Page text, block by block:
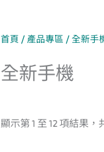
首頁 / 產品專區 / 全新手
全新手機
顯示第 1 至 12 項結果，